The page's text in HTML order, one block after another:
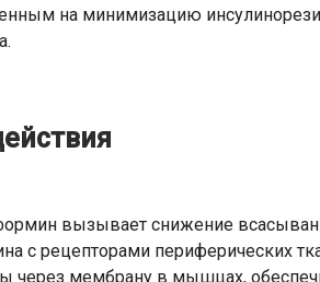
на минимизацию
вызывает снижение
с рецепторами периферических
через мембрану в мышцах,